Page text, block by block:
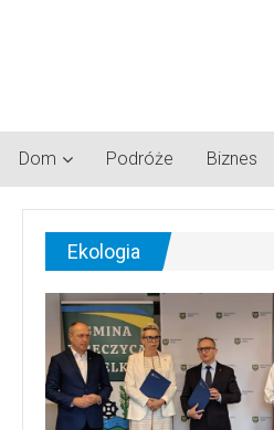
Dom Podróże Biznes
Ekologia